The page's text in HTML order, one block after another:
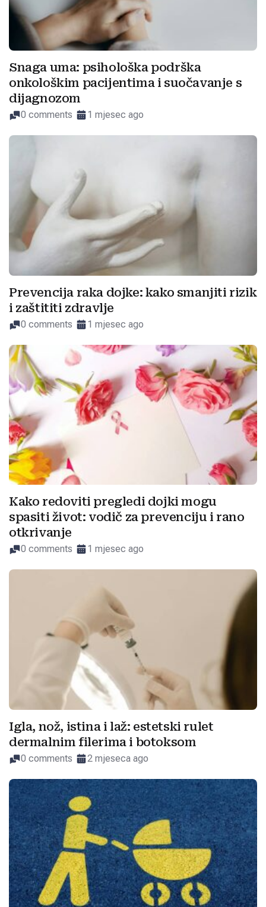
Snaga uma: psihološka podrška
onkološkim pacijentima i suočavanje s
dijagnozom
0 comments 1 mjesec ago
Prevencija raka dojke: kako smanjiti rizik
i zaštititi zdravlje
0 comments 1 mjesec ago
Kako redoviti pregledi dojki mogu
spasiti život: vodič za prevenciju i rano
otkrivanje
0 comments 1 mjesec ago
Igla, nož, istina i laž: estetski rulet
dermalnim filerima i botoksom
0 comments 2 mjeseca ago